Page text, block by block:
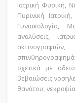
Ιατρική Φυσική,
Πυρινική
Γυναικολογία,
αναλύσεις,
σχετικά με
βεβαιώσεις
θανάτου,